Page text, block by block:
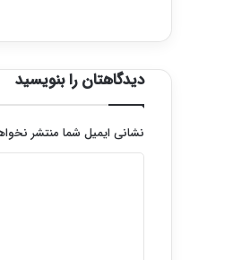
دیدگاهتان را بنویسید
نشانی ایمیل شما منتشر